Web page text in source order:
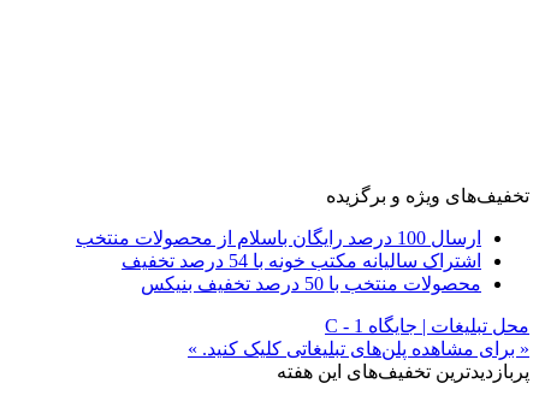
تخفیف‌های ویژه و برگزیده
ارسال 100 درصد رایگان باسلام از محصولات منتخب
اشتراک سالیانه مکتب خونه با 54 درصد تخفیف
محصولات منتخب با 50 درصد تخفیف بنیکس
محل تبلیغات | جایگاه C - 1
« برای مشاهده پلن‌های تبلیغاتی کلیک کنید. »
پربازدیدترین تخفیف‌های این هفته